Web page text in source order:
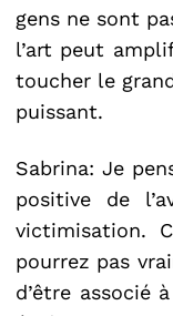
gens ne sont
l’art peut
toucher le
puissant.
Sabrina: Je
positive de
victimisation.
pourrez pas
d’être associé